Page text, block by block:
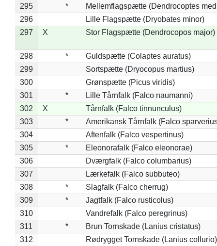
295
*
Mellemflagspætte (Dendrocoptes
296
Lille Flagspætte (Dryobates minor)
297
X Stor Flagspætte (Dendrocopos major)
298 *
Guldspætte (Colaptes auratus)
299
Sortspætte (Dryocopus martius)
300
Grønspætte (Picus viridis)
301
*
Lille Tårnfalk (Falco naumanni)
302
X
Tårnfalk (Falco tinnunculus)
303
*
Amerikansk Tårnfalk (Falco
304
Aftenfalk (Falco vespertinus)
305
*
Eleonorafalk (Falco eleonorae)
306
Dværgfalk (Falco columbarius)
307
Lærkefalk (Falco subbuteo)
308
*
Slagfalk (Falco cherrug)
309
*
Jagtfalk (Falco rusticolus)
310
Vandrefalk (Falco peregrinus)
311
*
Brun Tornskade (Lanius cristatus)
312
Rødrygget Tornskade (Lanius collurio)